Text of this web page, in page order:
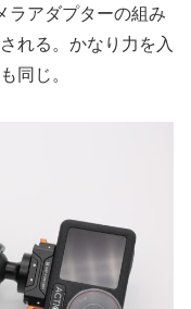
ラアダプターの組み
れる。かなり力を入
同じ。